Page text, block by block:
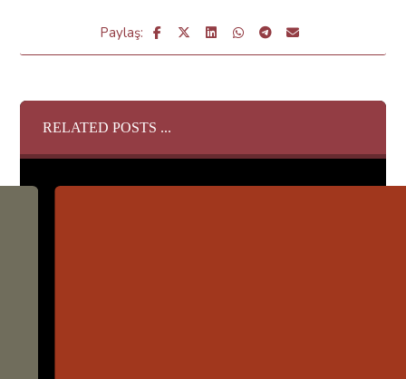
RELATED POSTS ...